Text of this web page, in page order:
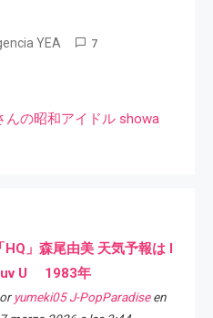
YEA 7
んの昭和アイドル showa
「HQ」森尾由美 天気予報は I
U 1983年
yumeki05 J-PopParadiseen